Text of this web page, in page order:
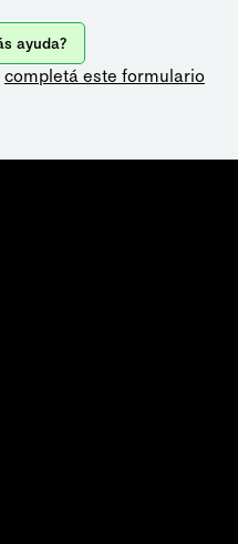
ayuda?
completá este formulario